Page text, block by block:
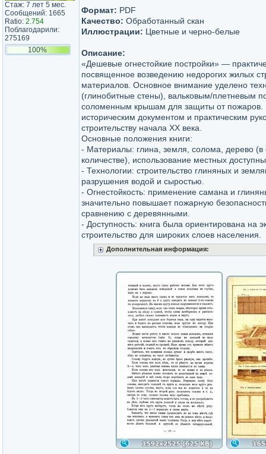
Стаж: 7 лет 5 мес.
Сообщений: 1665
Ratio: 2.754
Поблагодарили:
275169
100%
Формат: PDF
Качество: Обработанный скан
Иллюстрации: Цветные и черно-белые
Описание:
«Дешевые огнестойкие постройки» —
посвященное возведению недорогих жилых
материалов. Основное внимание уделено
(глинобитные стены), вальковым/плетневым
соломенным крышам для защиты от пожаров.
историческим документом и практическим
строительству начала XX века.
Основные положения книги:
- Материалы: глина, земля, солома, дерево (в
количестве), использование местных
- Технологии: строительство глиняных и
разрушения водой и сыростью.
- Огнестойкость: применение самана и
значительно повышает пожарную
сравнению с деревянными.
- Доступность: книга была ориентирована на
строительство для широких слоев населения.
Дополнительная информация: